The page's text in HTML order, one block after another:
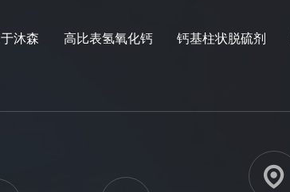
沐森 高比表氢氧化钙 钙基柱状脱硫剂